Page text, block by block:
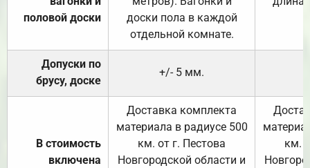
половой доски
доски пола в каждой
отдельной комнате.
Допуски по
брусу, доске
+/- 5 мм.
В стоимость
включена
Доставка комплекта
материала в радиусе 500
км. от г. Пестова
Новгородской области и
км.